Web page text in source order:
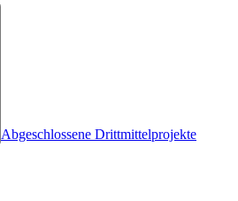
Abgeschlossene Drittmittelprojekte